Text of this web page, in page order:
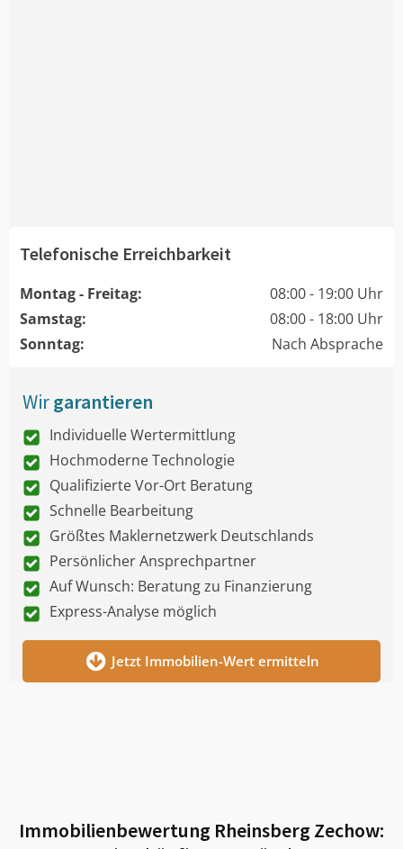
Telefonische Erreichbarkeit
Montag - Freitag:
08:00 - 19:00 Uhr
Samstag:
08:00 - 18:00 Uhr
Sonntag:
Nach Absprache
Wirgarantieren
Individuelle Wertermittlung
Hochmoderne Technologie
Qualifizierte Vor-Ort Beratung
Schnelle Bearbeitung
Größtes Maklernetzwerk Deutschlands
Persönlicher Ansprechpartner
Auf Wunsch: Beratung zu Finanzierung
Express-Analyse möglich
Jetzt Immobilien-Wert ermitteln
Immobilienbewertung Rheinsberg Zechow: